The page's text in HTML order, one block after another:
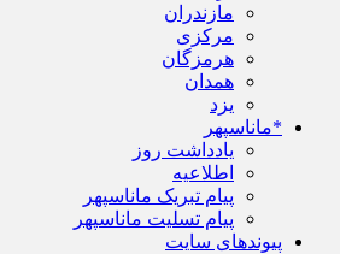
مازندران
مرکزی
هرمزگان
همدان
یزد
*ماناسپهر
یادداشت روز
اطلاعیه
پیام تبریک ماناسپهر
پیام تسلیت ماناسپهر
پیوندهای سایت